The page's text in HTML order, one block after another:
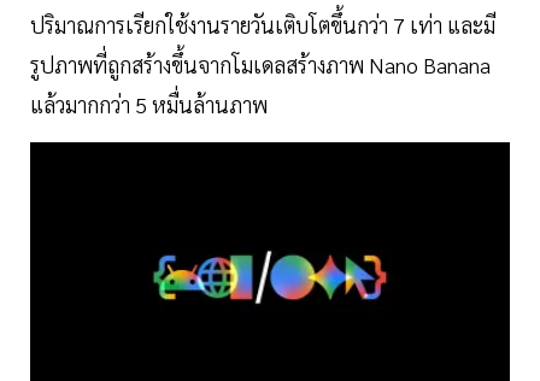
ปริมาณการเรียกใช้งานรายวันเติบโตขึ้นกว่า 7 เท่า และมี
รูปภาพที่ถูกสร้างขึ้นจากโมเดลสร้างภาพ Nano Banana
แล้วมากกว่า 5 หมื่นล้านภาพ